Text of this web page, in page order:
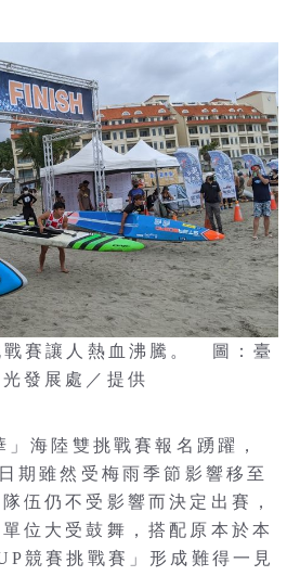
賽讓人熱血沸騰。 圖：臺
發展處／提供
」海陸雙挑戰賽報名踴躍，
期雖然受梅雨季節影響移至
伍仍不受影響而決定出賽，
位大受鼓舞，搭配原本於本
競賽挑戰賽」形成難得一見